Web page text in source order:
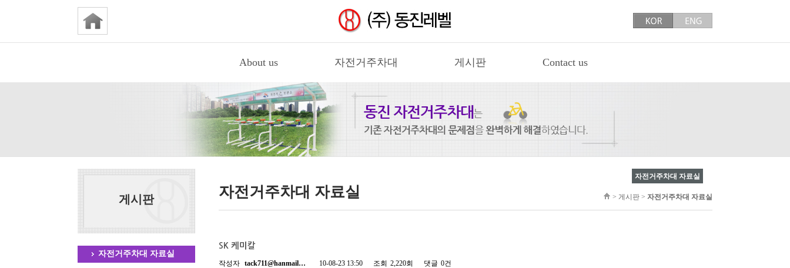
About us 자전거주차대 게시판 Contact us
게시판
자전거주차대 자료실
자전거주차대 자료실 > 게시판 > 자전거주차대 자료실
자전거주차대 자료실
SK 케미칼
작성자 tack711@hanmail… 10-08-23 13:50 조회 2,220회 댓글 0건